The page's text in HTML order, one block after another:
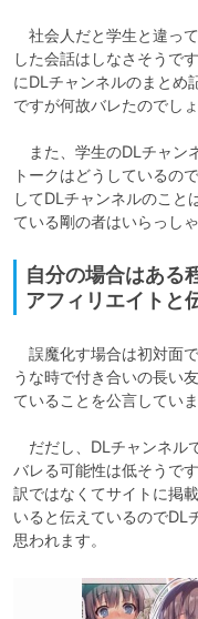
社会人だと学生と違っ
した会話はしなさそうで
にDLチャンネルのまとめ
ですが何故バレたのでしょ
また、学生のDLチャン
トークはどうしているの
してDLチャンネルのこと
ている剛の者はいらっし
自分の場合はある
アフィリエイトと
誤魔化す場合は初対面
うな時で付き合いの長い
ていることを公言していま
だだし、DLチャンネル
バレる可能性は低そうで
訳ではなくてサイトに掲
いると伝えているのでDL
思われます。